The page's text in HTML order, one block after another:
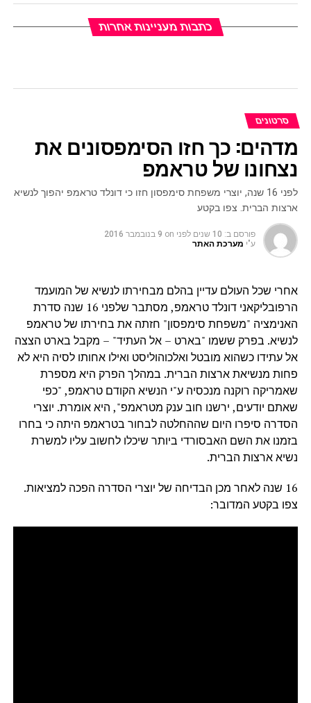
כתבות מעניינות אחרות
סרטונים
מדהים: כך חזו הסימפסונים את
נצחונו של טראמפ
לפני 16 שנה, יוצרי משפחת סימפסון חזו כי דונלד טראמפ יהפוך לנשיא
ארצות הברית. צפו בקטע
פורסם ב: 10 שנים לפני on 9 בנובמבר 2016
ע"י מערכת האתר
אחרי שכל העולם עדיין בהלם מבחירתו לנשיא של המועמד
הרפובליקאני דונלד טראמפ, מסתבר שלפני 16 שנה סדרת
האנימציה "משפחת סימפסון" חזתה את בחירתו של טראמפ
לנשיא. בפרק ששמו "בארט – אל העתיד" – מקבל בארט הצצה
אל עתידו כשהוא מובטל ואלכוהוליסט ואילו אחותו לסיה היא לא
פחות מנשיאת ארצות הברית. במהלך הפרק היא מספרת
שאמריקה רוקנה מנכסיה ע"י הנשיא הקודם טראמפ, "כפי
שאתם יודעים, ירשנו חוב ענק מטראמפ", היא אומרת. יוצרי
הסדרה סיפרו היום שההחלטה לבחור בטראמפ היתה כי בחרו
בזמנו את השם האבסורדי ביותר שיכלו לחשוב עליו למשרת
נשיא ארצות הברית.
16 שנה לאחר מכן הבדיחה של יוצרי הסדרה הפכה למציאות.
צפו בקטע המדובר: